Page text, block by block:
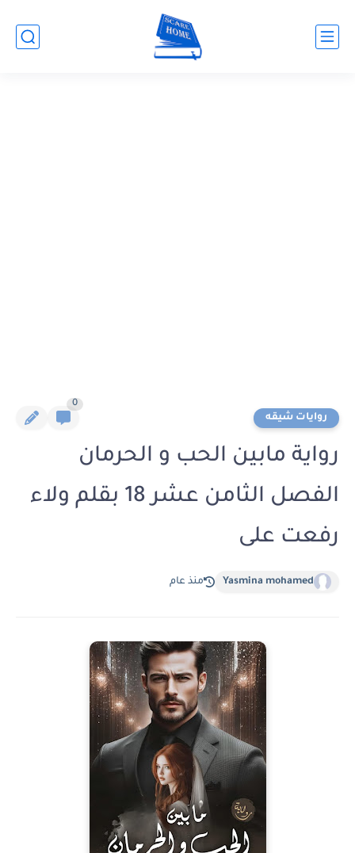
روايات شيقه
0
رواية مابين الحب و الحرمان
الفصل الثامن عشر 18 بقلم ولاء
رفعت على
Yasmina mohamed منذ عام